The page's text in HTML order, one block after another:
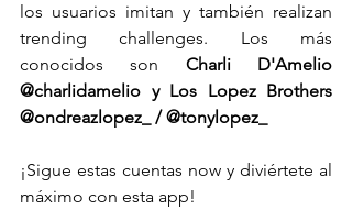
los usuarios imitan y también realizan
trending challenges. Los más
conocidos son Charli D'Amelio
@charlidamelio y Los Lopez Brothers
@ondreazlopez_ / @tonylopez_
¡Sigue estas cuentas now y diviértete al
máximo con esta app!